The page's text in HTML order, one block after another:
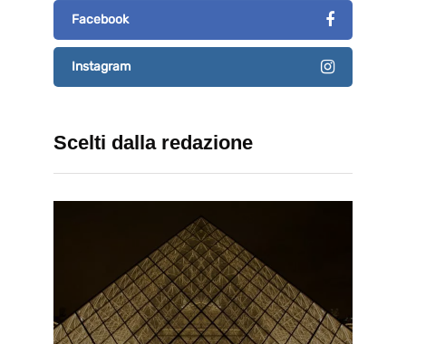
Facebook
Instagram
Scelti dalla redazione